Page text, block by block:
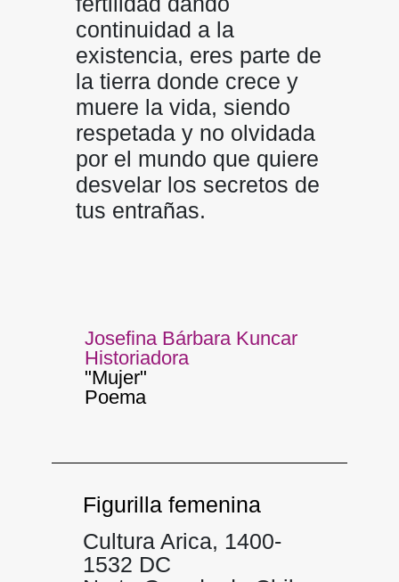
continuidad a la
existencia, eres parte de
la tierra donde crece y
muere la vida, siendo
respetada y no olvidada
por el mundo que quiere
desvelar los secretos de
tus entrañas.
Josefina Bárbara Kuncar
Historiadora
"Mujer"
Poema
Figurilla femenina
Cultura Arica, 1400-
1532 DC